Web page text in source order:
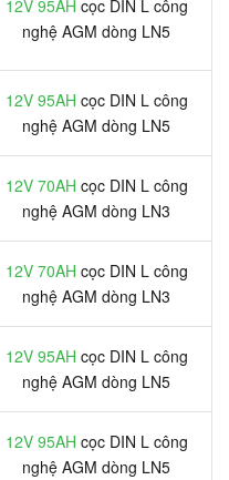
12V 95AH cọc DIN L công
nghệ AGM dòng LN5
12V 95AH cọc DIN L công
nghệ AGM dòng LN5
12V 70AH cọc DIN L công
nghệ AGM dòng LN3
12V 70AH cọc DIN L công
nghệ AGM dòng LN3
12V 95AH cọc DIN L công
nghệ AGM dòng LN5
12V 95AH cọc DIN L công
nghệ AGM dòng LN5